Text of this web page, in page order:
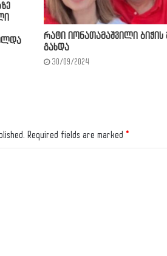
რატი იონათამაშვილი ბიჭის
გახდა
30/09/2024
Required fields are marked *